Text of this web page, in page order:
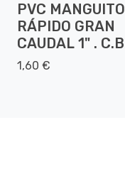
PVC MANGUITO
RÁPIDO GRAN
CAUDAL 1" . C.B
1,60 €